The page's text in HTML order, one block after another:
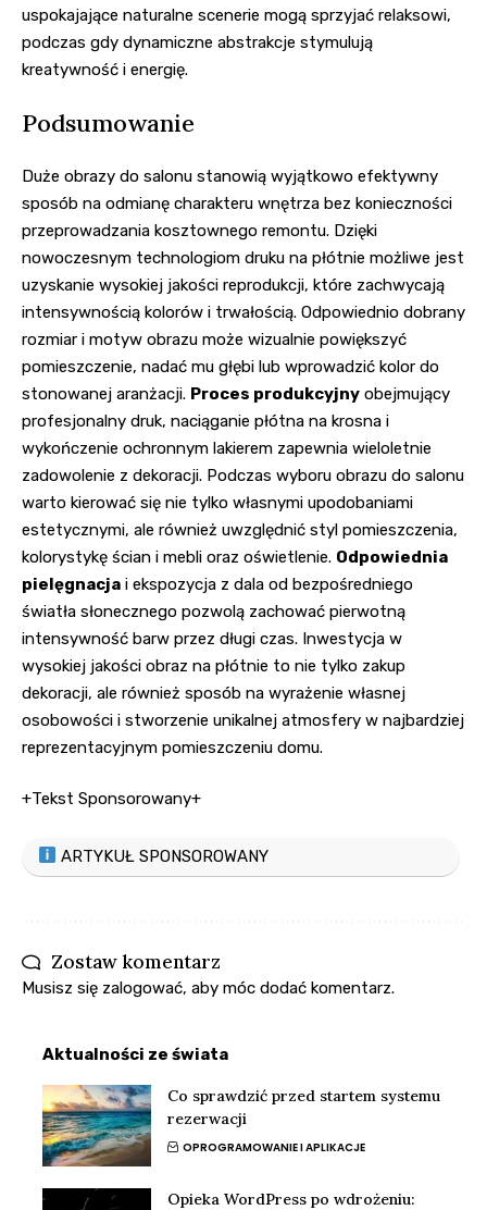
uspokajające naturalne scenerie mogą sprzyjać relaksowi,
podczas gdy dynamiczne abstrakcje stymulują
kreatywność i energię.
Podsumowanie
Duże obrazy do salonu stanowią wyjątkowo efektywny
sposób na odmianę charakteru wnętrza bez konieczności
przeprowadzania kosztownego remontu. Dzięki
nowoczesnym technologiom druku na płótnie możliwe jest
uzyskanie wysokiej jakości reprodukcji, które zachwycają
intensywnością kolorów i trwałością. Odpowiednio dobrany
rozmiar i motyw obrazu może wizualnie powiększyć
pomieszczenie, nadać mu głębi lub wprowadzić kolor do
stonowanej aranżacji. Proces produkcyjny obejmujący
profesjonalny druk, naciąganie płótna na krosna i
wykończenie ochronnym lakierem zapewnia wieloletnie
zadowolenie z dekoracji. Podczas wyboru obrazu do salonu
warto kierować się nie tylko własnymi upodobaniami
estetycznymi, ale również uwzględnić styl pomieszczenia,
kolorystykę ścian i mebli oraz oświetlenie. Odpowiednia
pielęgnacja i ekspozycja z dala od bezpośredniego
światła słonecznego pozwolą zachować pierwotną
intensywność barw przez długi czas. Inwestycja w
wysokiej jakości obraz na płótnie to nie tylko zakup
dekoracji, ale również sposób na wyrażenie własnej
osobowości i stworzenie unikalnej atmosfery w najbardziej
reprezentacyjnym pomieszczeniu domu.
+Tekst Sponsorowany+
ARTYKUŁ SPONSOROWANY
Zostaw komentarz
Musisz się zalogować, aby móc dodać komentarz.
Aktualności ze świata
Co sprawdzić przed startem systemu
rezerwacji
OPROGRAMOWANIE I APLIKACJE
Opieka WordPress po wdrożeniu: